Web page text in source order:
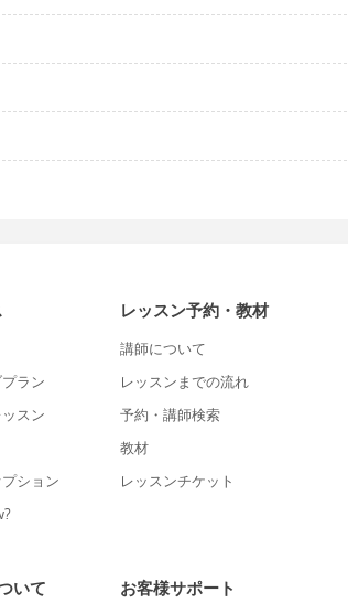
ラン
スン
ション
レッスン予約・教材
講師について
レッスンまでの流れ
予約・講師検索
教材
レッスンチケット
いて お客様サポート